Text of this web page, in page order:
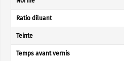
Ratio diluant
Teinte
Temps avant vernis